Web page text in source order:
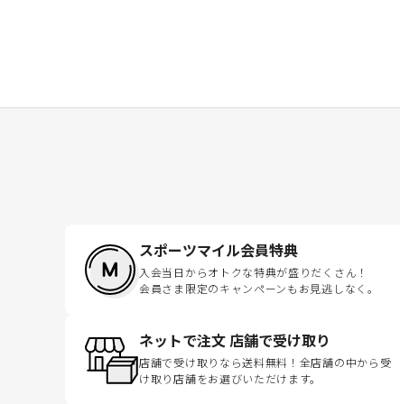
スポーツマイル会員特典
入会当日からオトクな特典が盛りだくさん！
会員さま限定のキャンペーンもお見逃しなく。
ネットで注文 店舗で受け取り
店舗で受け取りなら送料無料！全店舗の中から受
け取り店舗をお選びいただけます。